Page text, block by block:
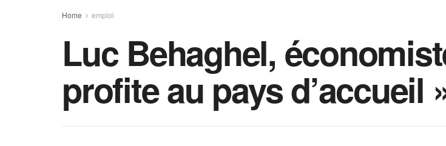
Home emploi
Luc Behaghel,
profite au pays d’accueil